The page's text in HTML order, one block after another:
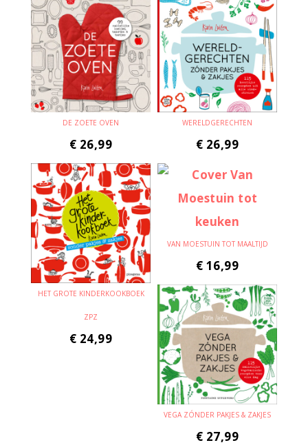
DE ZOETE OVEN
€ 26,99
WERELDGERECHTEN
€ 26,99
HET GROTE KINDERKOOKBOEK
ZPZ
€ 24,99
VAN MOESTUIN TOT MAALTIJD
€ 16,99
VEGA ZÓNDER PAKJES & ZAKJES
€ 27,99